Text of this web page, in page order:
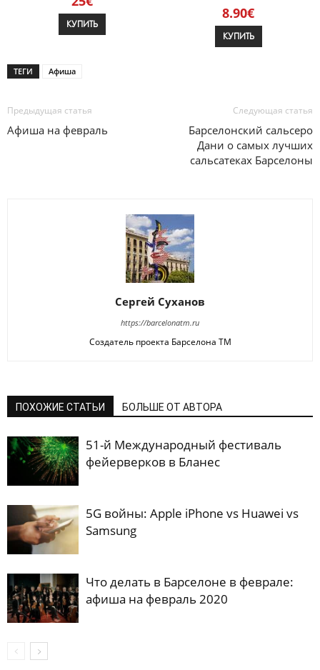
КУПИТЬ
8.90€
КУПИТЬ
ТЕГИ Афиша
Предыдущая статья
Афиша на февраль
Следующая статья
Барселонский сальсеро
Дани о самых лучших
сальсатеках Барселоны
Сергей Суханов
https://barcelonatm.ru
Создатель проекта Барселона ТМ
ПОХОЖИЕ СТАТЬИ БОЛЬШЕ ОТ АВТОРА
51-й Международный фестиваль
фейерверков в Бланес
5G войны: Apple iPhone vs Huawei vs
Samsung
Что делать в Барселоне в феврале:
афиша на февраль 2020